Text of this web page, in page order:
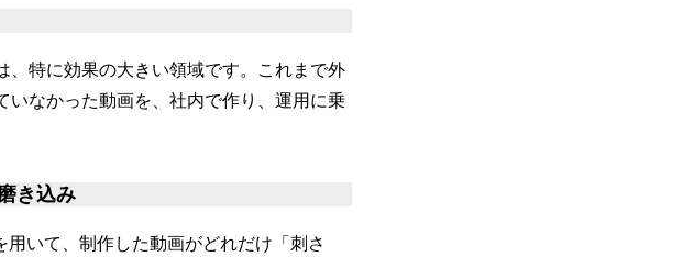
、特に効果の大きい領域です。これまで外
いなかった動画を、社内で作り、運用に乗
き込み
用いて、制作した動画がどれだけ「刺さ